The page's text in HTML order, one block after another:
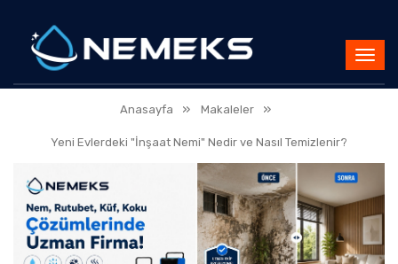
Anasayfa » Makaleler »
Yeni Evlerdeki "İnşaat Nemi" Nedir ve Nasıl Temizlenir?